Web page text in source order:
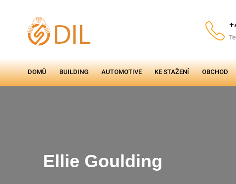
DOMŮ BUILDING AUTOMOTIVE KE STAŽENÍ OBCHOD
Ellie Goulding